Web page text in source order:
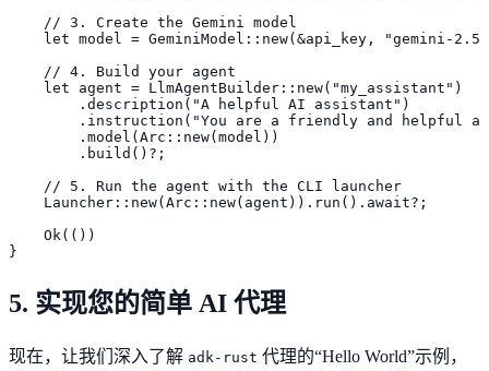
    // 3. Create the Gemini model
let model = GeminiModel::new(&api_key, "gemini-
    // 4. Build your agent
    let agent = LlmAgentBuilder::new("my_assistant")
        .description("A helpful AI assistant")
.instruction("You are a friendly and helpful
        .model(Arc::new(model))
        .build()?;
    // 5. Run the agent with the CLI launcher
    Launcher::new(Arc::new(agent)).run().await?;
    Ok(())
}
5. 实现您的简单 AI 代理
现在，让我们深入了解 adk-rust 代理的“Hello World”示例，